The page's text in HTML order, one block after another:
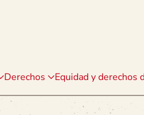
Derechos Equidad y derechos